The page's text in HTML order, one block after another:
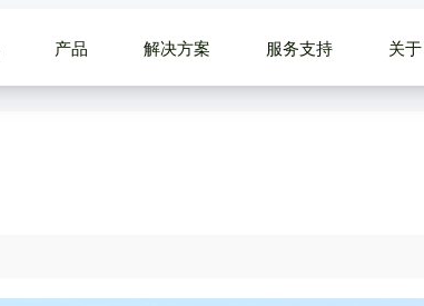
产品 解决方案 服务支持 关于